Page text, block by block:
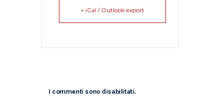
+ iCal / Outlook export
I commenti sono disabilitati.